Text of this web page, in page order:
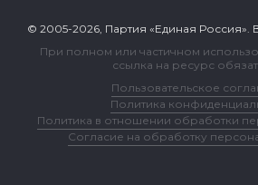
© 2005-2026, Партия «Единая
При полном или частичном
ссылка на ресурс
Пользовательское
Политика
Политика в отношении обработки
Согласие на обработку